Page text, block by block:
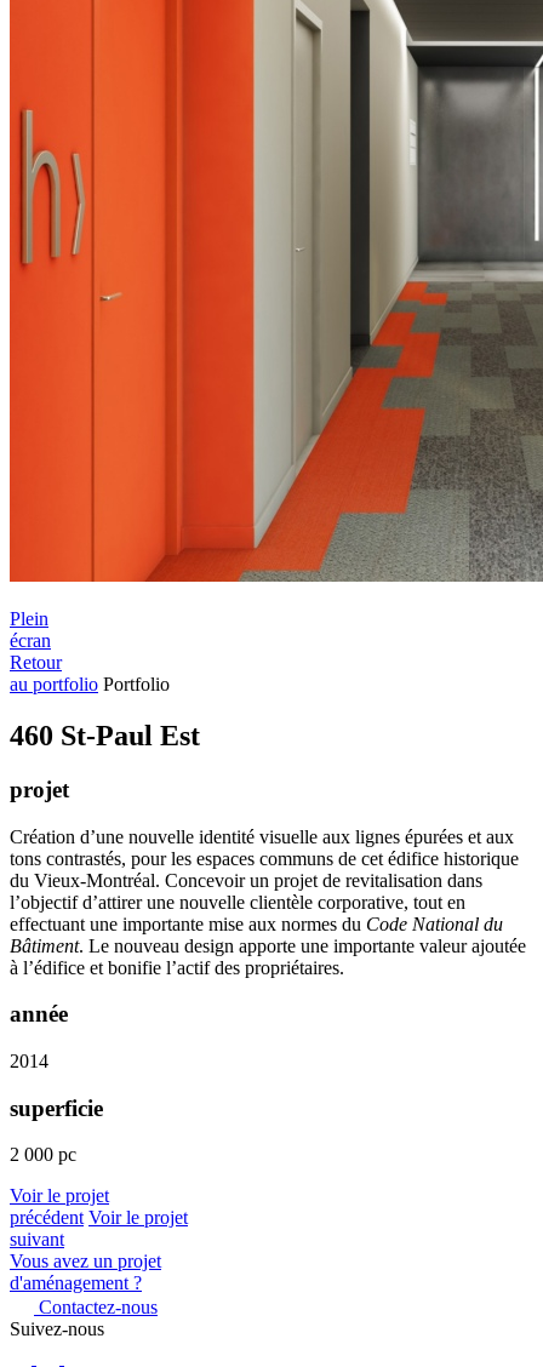
Plein
écran
Retour
au portfolio Portfolio
460 St-Paul Est
projet
Création d’une nouvelle identité visuelle aux lignes épurées et aux
tons contrastés, pour les espaces communs de cet édifice historique
du Vieux-Montréal. Concevoir un projet de revitalisation dans
l’objectif d’attirer une nouvelle clientèle corporative, tout en
effectuant une importante mise aux normes du Code National du
Bâtiment. Le nouveau design apporte une importante valeur ajoutée
à l’édifice et bonifie l’actif des propriétaires.
année
2014
superficie
2 000 pc
Voir le projet
précédent Voir le projet
suivant
Vous avez un projet
d'aménagement ?
Contactez-nous
Suivez-nous